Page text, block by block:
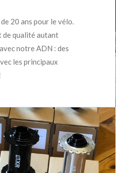
20 ans pour le vélo.
de qualité autant
notre ADN : des
les principaux